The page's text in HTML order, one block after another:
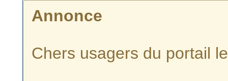
Annonce
Chers usagers du portail